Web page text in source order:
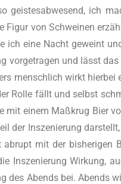
geis­tes­ab­we­send, ich
Figur von Schwei­nen
ich eine Nacht geweint
vor­ge­tra­gen und lässt
mensch­lich wirkt
Rol­le fällt und selbst
mit einem Maß­krug Bier
der Insze­nie­rung
abrupt mit der bis­he­ri­gen
Insze­nie­rung Wir­kung,
des Abends bei. Abends